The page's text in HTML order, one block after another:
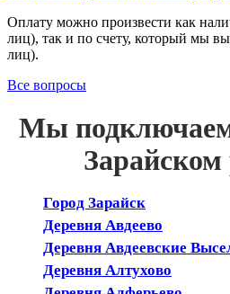
Оплату можно произвести как
лиц), так и по счету, который мы
лиц).
Все вопросы
Мы
Зарайском
Город Зарайск
Деревня Авдеево
Деревня Авдеевские
Деревня Алтухово